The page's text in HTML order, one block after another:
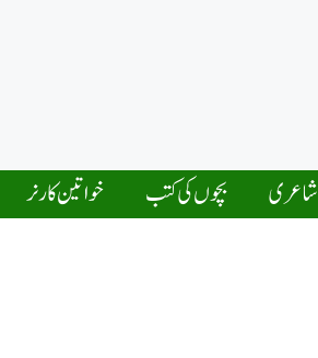
شاعری بچوں کی کتب خواتین کارنر